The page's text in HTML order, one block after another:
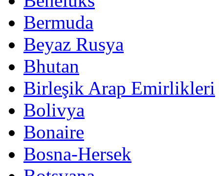
Bermuda
Beyaz Rusya
Bhutan
Birleşik Arap Emirlikleri
Bolivya
Bonaire
Bosna-Hersek